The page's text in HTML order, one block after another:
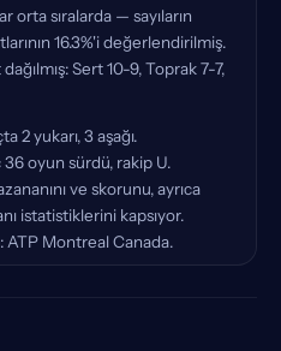
orta sıralarda — sayıların
16.3%'i değerlendirilmiş.
Sert 10-9, Toprak 7-7,
2 yukarı, 3 aşağı.
36 oyun sürdü, rakip U.
ve skorunu, ayrıca
istatistiklerini kapsıyor.
Montreal Canada.